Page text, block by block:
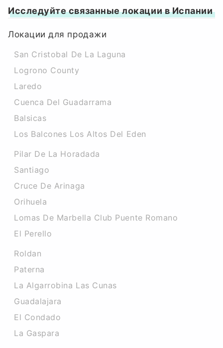
Исследуйте связанные локации в Испании
Локации для продажи
San Cristobal De La Laguna
Logrono County
Laredo
Cuenca Del Guadarrama
Balsicas
Los Balcones Los Altos Del Eden
Pilar De La Horadada
Santiago
Cruce De Arinaga
Orihuela
Lomas De Marbella Club Puente Romano
El Perello
Roldan
Paterna
La Algarrobina Las Cunas
Guadalajara
El Condado
La Gaspara